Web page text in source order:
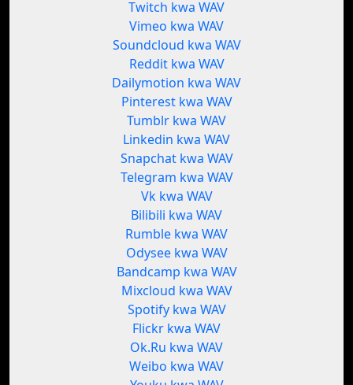
Twitch kwa WAV
Vimeo kwa WAV
Soundcloud kwa WAV
Reddit kwa WAV
Dailymotion kwa WAV
Pinterest kwa WAV
Tumblr kwa WAV
Linkedin kwa WAV
Snapchat kwa WAV
Telegram kwa WAV
Vk kwa WAV
Bilibili kwa WAV
Rumble kwa WAV
Odysee kwa WAV
Bandcamp kwa WAV
Mixcloud kwa WAV
Spotify kwa WAV
Flickr kwa WAV
Ok.Ru kwa WAV
Weibo kwa WAV